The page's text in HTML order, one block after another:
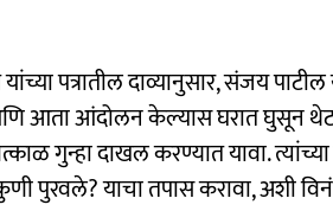
पत्रातील दाव्यानुसार, संजय
आता आंदोलन केल्यास घरात घुसून
गुन्हा दाखल करण्यात यावा.
पुरवले? याचा तपास करावा, अशी